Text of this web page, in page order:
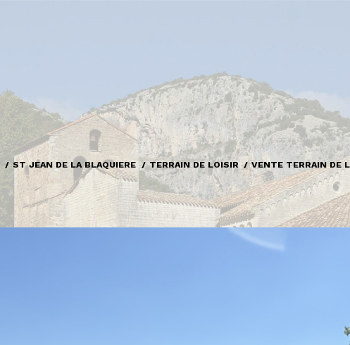
ST JEAN DE LA BLAQUIERE TERRAIN DE LOISIR VENTE TERRAIN DE